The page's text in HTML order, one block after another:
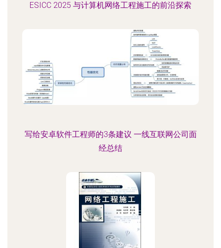
ESICC 2025 与计算机网络工程施工的前沿探索
写给安卓软件工程师的3条建议 一线互联网公司面
经总结